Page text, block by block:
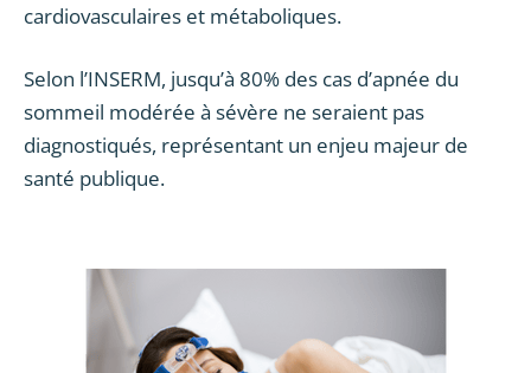
cardiovasculaires et métaboliques.
Selon l’INSERM, jusqu’à 80% des cas d’apnée du
sommeil modérée à sévère ne seraient pas
diagnostiqués, représentant un enjeu majeur de
santé publique.